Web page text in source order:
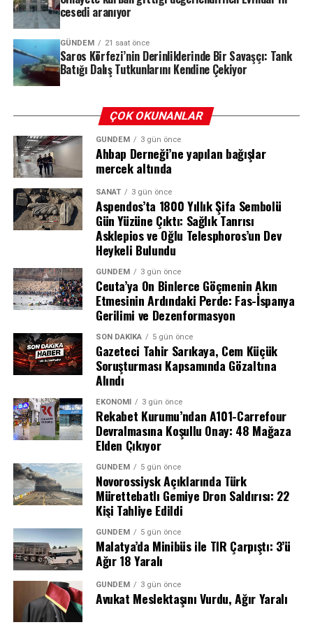
ve bu transferlerin bir kısmının kripto hesaplarına
aktarıldığını tespit edince, Sarıkaya’nın da soruşturma
kapsamına alınmasına karar verdi.
Tahir Sarıkaya Kimdir?
15 Aralık 1980 tarihinde Ankara’nın Şereflikoçhisar
ilçesinde dünyaya gelen Tahir Sarıkaya, Gazi Üniversitesi
İletişim Fakültesi mezunu. Gazetecilik kariyerine İhlas
Haber Ajansı’nda (İHA) muhabir olarak başlayan
Sarıkaya, uzun yıllardır ulusal televizyon ekranlarında
haber programları hazırlayıp sunmaktadır.
Özellikle Beyaz TV’de yayınlanan “Uyan Türkiyem”
programı ile geniş kitleler tarafından tanınan Sarıkaya,
Gündemi kaçırmamak için resmi sosyal medya
hesaplarımızı takip etmeyi unutmayın.
📘 Facebook
REKLAM
Soruşturmanın iki temel ayağı bulunuyor. İlk olarak, bazı
sosyal medya paylaşımları yaptığı yönündeki şikayetleri
dosyada yer alıyor. İkinci olarak ise, İstanbul Büyükşehir
Belediyesi’ne (İBB) yönelik yürütülen soruşturma
soruşturma kapsamına alındığı belirtiliyor.
REKLAM
Küçük hakkında yöneltilen “halkı yanıltıcı bilgiyi alenen
yayma” suçlaması, Türk Ceza Kanunu’nun 217/A
maddesinde düzenlenen ve son yıllarda sıkça gündeme
TGRT ve Türkiye Gazetesi ile Yollar
cesedi aranıyor
GÜNDEM 21 saat önce
Saros Körfezi’nin Derinliklerinde Bir Savaşçı: Tank
Batığı Dalış Tutkunlarını Kendine Çekiyor
ÇOK OKUNANLAR
GÜNDEM 3 gün önce
Ahbap Derneği’ne yapılan bağışlar
mercek altında
SANAT 3 gün önce
Aspendos’ta 1800 Yıllık Şifa Sembolü
Gün Yüzüne Çıktı: Sağlık Tanrısı
Asklepios ve Oğlu Telesphoros’un Dev
Heykeli Bulundu
GÜNDEM 3 gün önce
Ceuta’ya On Binlerce Göçmenin Akın
Etmesinin Ardındaki Perde: Fas-İspanya
Gerilimi ve Dezenformasyon
SON DAKIKA 5 gün önce
Gazeteci Tahir Sarıkaya, Cem Küçük
Soruşturması Kapsamında Gözaltına
Alındı
EKONOMI 3 gün önce
Rekabet Kurumu’ndan A101-Carrefour
Devralmasına Koşullu Onay: 48 Mağaza
Elden Çıkıyor
GÜNDEM 5 gün önce
Novorossiysk Açıklarında Türk
Mürettebatlı Gemiye Dron Saldırısı: 22
Kişi Tahliye Edildi
GÜNDEM 5 gün önce
Malatya’da Minibüs ile TIR Çarpıştı: 3’ü
Ağır 18 Yaralı
GÜNDEM 3 gün önce
Avukat Meslektaşını Vurdu, Ağır Yaralı